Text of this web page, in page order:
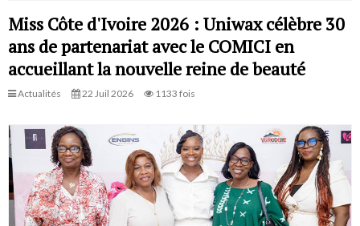
Miss Côte d'Ivoire 2026 : Uniwax célèbre 30
ans de partenariat avec le COMICI en
accueillant la nouvelle reine de beauté
Actualités 22 Juil 2026 1133 fois